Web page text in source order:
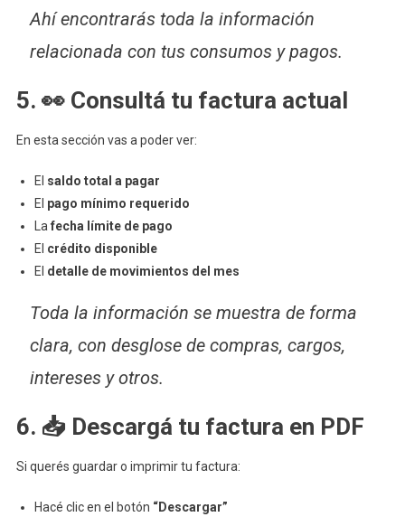
Ahí encontrarás toda la información
relacionada con tus consumos y pagos.
5. 👀 Consultá tu factura actual
En esta sección vas a poder ver:
El saldo total a pagar
El pago mínimo requerido
La fecha límite de pago
El crédito disponible
El detalle de movimientos del mes
Toda la información se muestra de forma
clara, con desglose de compras, cargos,
intereses y otros.
6. 📥 Descargá tu factura en PDF
Si querés guardar o imprimir tu factura:
Hacé clic en el botón “Descargar”